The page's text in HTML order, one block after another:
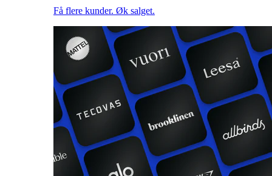
Få flere kunder. Øk salget.